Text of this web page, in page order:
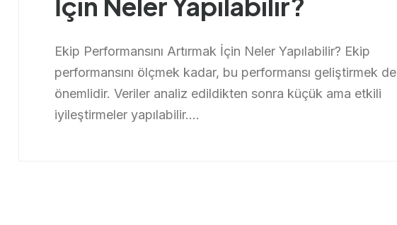
Ekip Performansını Artırmak İçin Neler Yapılabilir? Ekip
performansını ölçmek kadar, bu performansı geliştirmek de
önemlidir. Veriler analiz edildikten sonra küçük ama etkili
iyileştirmeler yapılabilir....